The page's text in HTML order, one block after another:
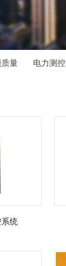
量 电力测控
统